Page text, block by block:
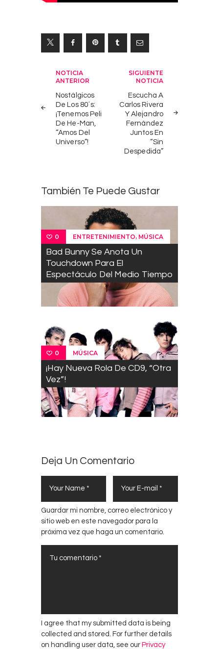
Navegación
entradas
NOTICIA
ANTERIOR
Nostálgicos
De Los 80´s:
¡Tenemos Peli
De He-Man,
“Amos Del
Universo”!
SIGUIENTE
NOTICIA
Escucha A
Carlos Rivera
Y Alejandro
Fernández
Juntos En
“Sin
Despedida”
También Te Puede Gustar
0 ENTRETENIMIENTO, MÚSICA
Bad Bunny Se Anota Un
Touchdown Para El
Espectáculo Del Medio Tiempo
0 MÚSICA
¡Hay Nueva Rola De CD9, “Otra
Vez”!
Deja Un Comentario
Guardar mi nombre, correo electrónico y
sitio web en este navegador para la
próxima vez que haga un comentario.
I agree that my submitted data is being
collected and stored. For further details
on handling user data, see our Privacy